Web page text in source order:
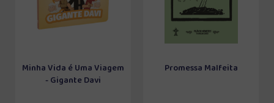
Minha Vida é Uma Viagem
- Gigante Davi
Promessa Malfeita